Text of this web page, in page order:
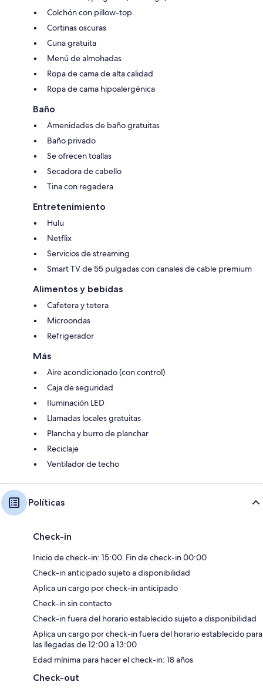
Colchón con pillow-top
Cortinas oscuras
Cuna gratuita
Menú de almohadas
Ropa de cama de alta calidad
Ropa de cama hipoalergénica
Baño
Amenidades de baño gratuitas
Baño privado
Se ofrecen toallas
Secadora de cabello
Tina con regadera
Entretenimiento
Hulu
Netflix
Servicios de streaming
Smart TV de 55 pulgadas con canales de cable premium
Alimentos y bebidas
Cafetera y tetera
Microondas
Refrigerador
Más
Aire acondicionado (con control)
Caja de seguridad
Iluminación LED
Llamadas locales gratuitas
Plancha y burro de planchar
Reciclaje
Ventilador de techo
Políticas
Check-in
Inicio de check-in: 15:00. Fin de check-in 00:00
Check-in anticipado sujeto a disponibilidad
Aplica un cargo por check-in anticipado
Check-in sin contacto
Check-in fuera del horario establecido sujeto a disponibilidad
Aplica un cargo por check-in fuera del horario establecido para
las llegadas de 12:00 a 13:00
Edad mínima para hacer el check-in: 18 años
Check-out